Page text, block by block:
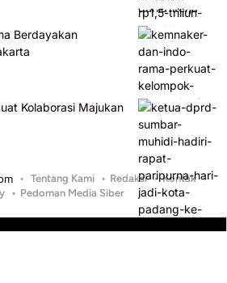
Berdayakan
Kolaborasi Majukan
Tentang Kami Redaksi
Kontak
Pedoman Media Siber